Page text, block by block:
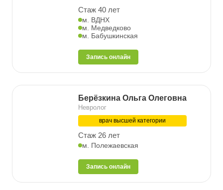
Стаж 40 лет
м. ВДНХ
м. Медведково
м. Бабушкинская
Запись онлайн
Берёзкина Ольга Олеговна
Невролог
врач высшей категории
Стаж 26 лет
м. Полежаевская
Запись онлайн